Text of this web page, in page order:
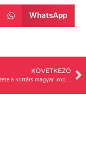
WhatsApp
KÖVETKEZŐ